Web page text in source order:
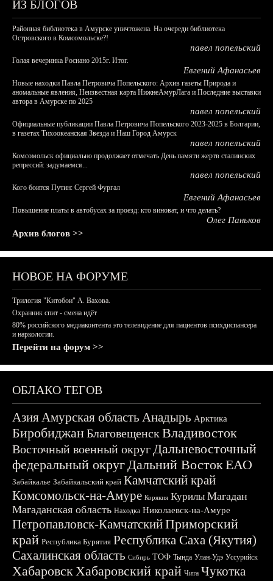
ИЗ БЛОГОВ
Районная библиотека в Амурске уничтожена. На очереди библиотека
Островского в Комсомольске?!
павел попельский
Голая вечеринка Роснано 2015г. Итог.
Евгений Афанасьев
Новые находки Павла Петровича Попельского: Архив газеты Природа и
аномальные явления, Неизвестная карта НижнеАмурЛага и Последние выставки
автора в Амурске по 2025
павел попельский
Официальные публикации Павла Петровича Попельского 2023-2025 в Болгарии,
в газетах Тихоокеанская Звезда и Наш Город Амурск
павел попельский
Комсомольск официально продолжает отмечать День памяти жертв сталинских
репрессий: задумаемся...
павел попельский
Кого боится Путин: Сергей Фургал
Евгений Афанасьев
Повышение платы в автобусах за проезд: кто виноват, и что делать?
Олег Паньков
Архив блогов >>
НОВОЕ НА ФОРУМЕ
Трилогия "Китобои" А. Вахова.
Охранник спит - смена идёт
80% российского медиаконтента это телевидение для пациентов психдиспансера
и наркологии.
Перейти на форум >>
ОБЛАКО ТЕГОВ
АзияАмурская область Анадырь Арктика
БиробиджанБлаговещенскВладивосток
Восточный военный округДальневосточный
федеральный округДальний ВостокЕАО
Забайкалье Забайкальский край Камчатский край
Комсомольск-на-Амуре Корякия Курилы Магадан
Магаданская область Находка Николаевск-на-Амуре
Петропавловск-КамчатскийПриморский
край Республика Бурятия Республика Саха (Якутия)
Сахалинская область Сибирь ТОФ Тында Улан-Удэ Уссурийск
ХабаровскХабаровский край Чита Чукотка